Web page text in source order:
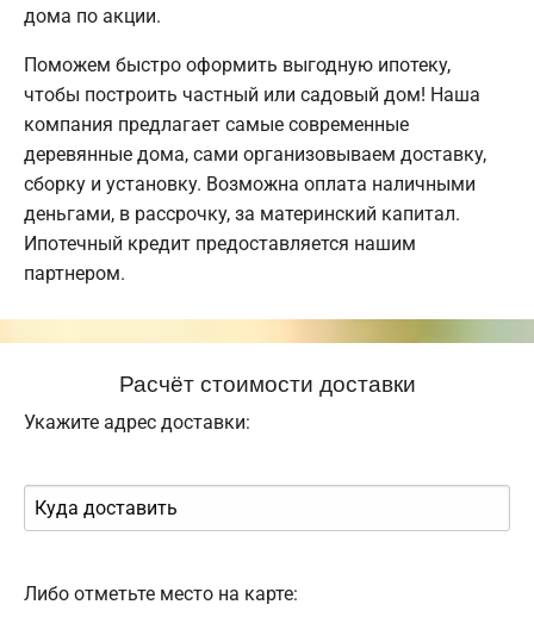
дома по акции.
Поможем быстро оформить выгодную ипотеку,
чтобы построить частный или садовый дом! Наша
компания предлагает самые современные
деревянные дома, сами организовываем доставку,
сборку и установку. Возможна оплата наличными
деньгами, в рассрочку, за материнский капитал.
Ипотечный кредит предоставляется нашим
партнером.
Расчёт стоимости доставки
Укажите адрес доставки:
Либо отметьте место на карте: